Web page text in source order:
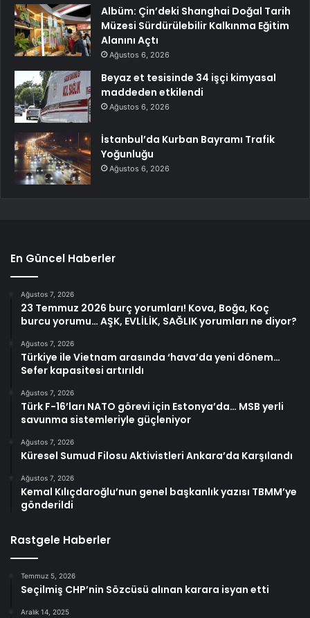
Albüm: Çin’deki Shanghai Doğal Tarih
Müzesi Sürdürülebilir Kalkınma Eğitim
Alanını Açtı
Ağustos 6, 2026
Beyaz et tesisinde 34 işçi kimyasal
maddeden etkilendi
Ağustos 6, 2026
İstanbul’da Kurban Bayramı Trafik
Yoğunluğu
Ağustos 6, 2026
En Güncel Haberler
Ağustos 7, 2026
23 Temmuz 2026 burç yorumları! Kova, Boğa, Koç
burcu yorumu… AŞK, EVLİLİK, SAĞLIK yorumları ne diyor?
Ağustos 7, 2026
Türkiye ile Vietnam arasında ‘hava’da yeni dönem…
Sefer kapasitesi artırıldı
Ağustos 7, 2026
Türk F-16’ları NATO görevi için Estonya’da… MSB yerli
savunma sistemleriyle güçleniyor
Ağustos 7, 2026
Küresel Sumud Filosu Aktivistleri Ankara’da Karşılandı
Ağustos 7, 2026
Kemal Kılıçdaroğlu’nun genel başkanlık yazısı TBMM’ye
gönderildi
Rastgele Haberler
Temmuz 5, 2026
Seçilmiş CHP’nin Sözcüsü alınan karara isyan etti
Aralık 14, 2025